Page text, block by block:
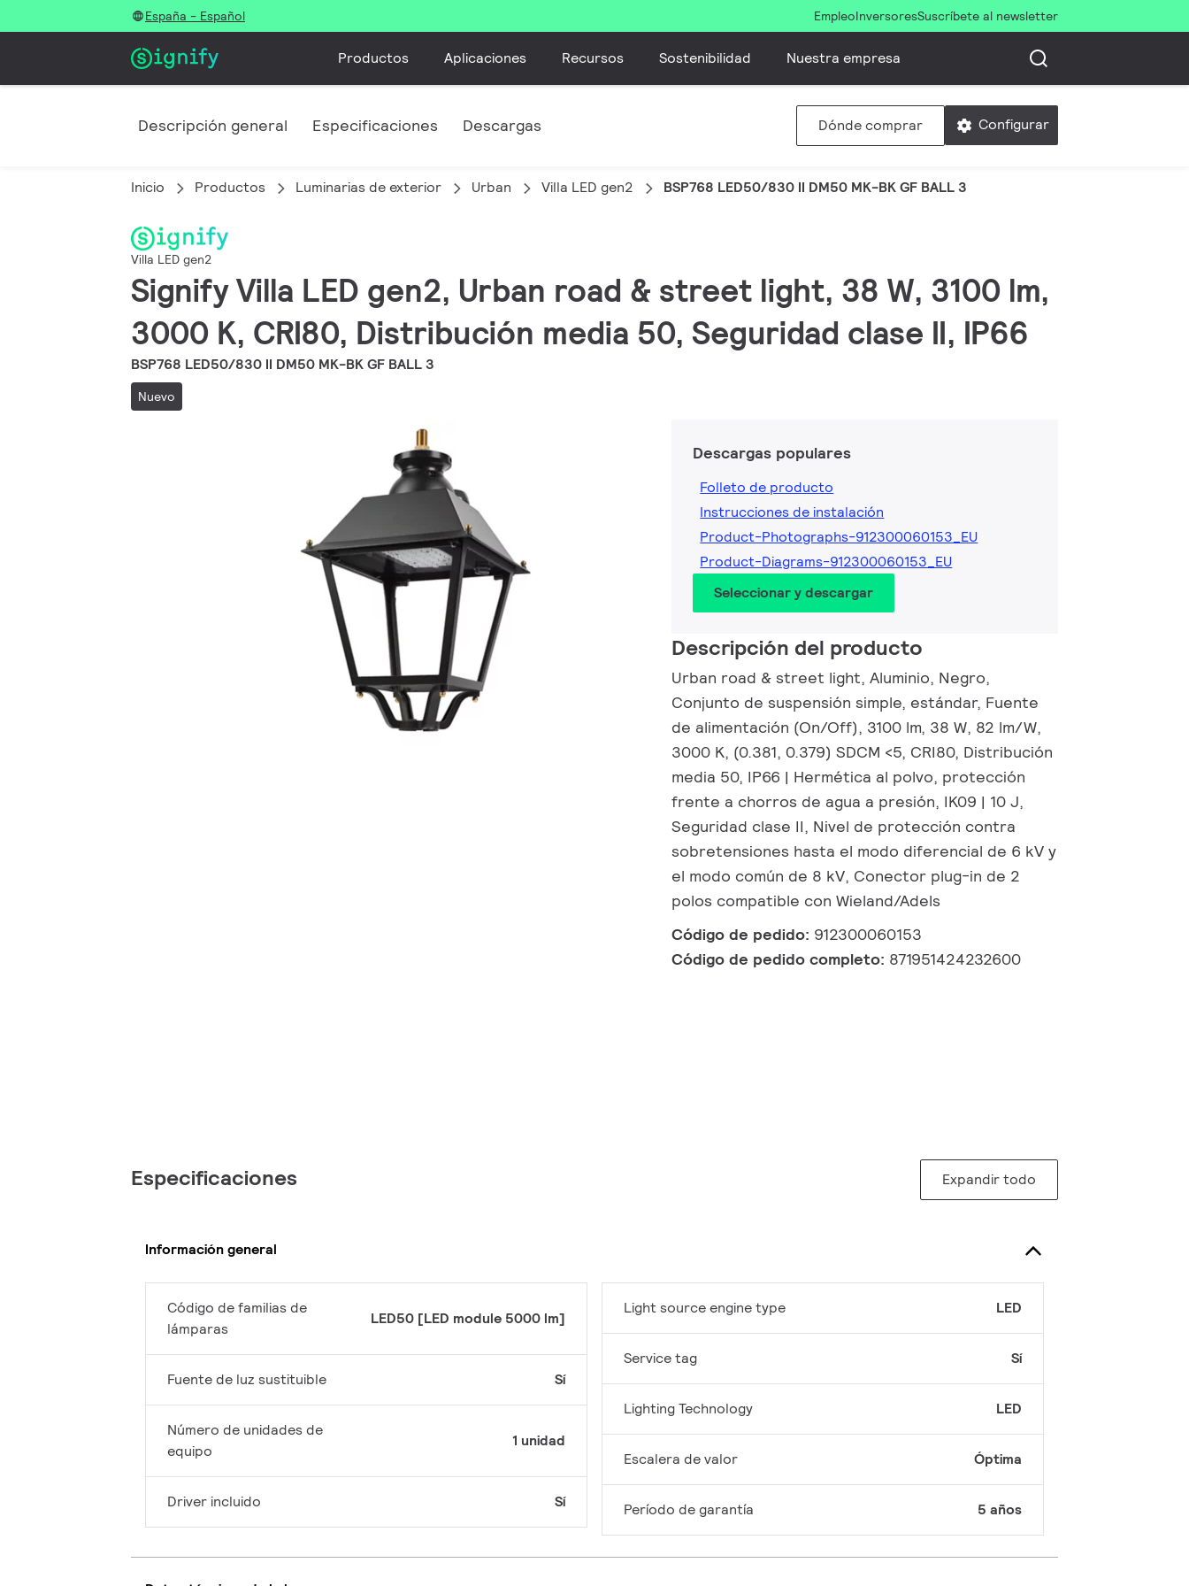
España - Español EmpleoInversoresSuscríbete al newsletter
Productos Aplicaciones Recursos Sostenibilidad Nuestra empresa
Descripción general Especificaciones Descargas Dónde comprar Configurar
Inicio Productos Luminarias de exterior Urban Villa LED gen2 BSP768 LED50/830 II DM50 MK-BK GF BALL 3
Villa LED gen2
Signify Villa LED gen2, Urban road & street light, 38 W, 3100 lm,
3000 K, CRI80, Distribución media 50, Seguridad clase II, IP66
BSP768 LED50/830 II DM50 MK-BK GF BALL 3
Nuevo
Descargas populares
Folleto de producto
Instrucciones de instalación
Product-Photographs-912300060153_EU
Product-Diagrams-912300060153_EU
Seleccionar y descargar
Descripción del producto
Urban road & street light, Aluminio, Negro,
Conjunto de suspensión simple, estándar, Fuente
de alimentación (On/Off), 3100 lm, 38 W, 82 lm/W,
3000 K, (0.381, 0.379) SDCM <5, CRI80, Distribución
media 50, IP66 | Hermética al polvo, protección
frente a chorros de agua a presión, IK09 | 10 J,
Seguridad clase II, Nivel de protección contra
sobretensiones hasta el modo diferencial de 6 kV y
el modo común de 8 kV, Conector plug-in de 2
polos compatible con Wieland/Adels
Código de pedido: 912300060153
Código de pedido completo: 871951424232600
Especificaciones Expandir todo
Información general
Código de familias de
lámparas
LED50 [LED module 5000 lm]
Fuente de luz sustituible Sí
Número de unidades de
equipo
1 unidad
Driver incluido Sí
Light source engine type LED
Service tag Sí
Lighting Technology LED
Escalera de valor Óptima
Período de garantía 5 años